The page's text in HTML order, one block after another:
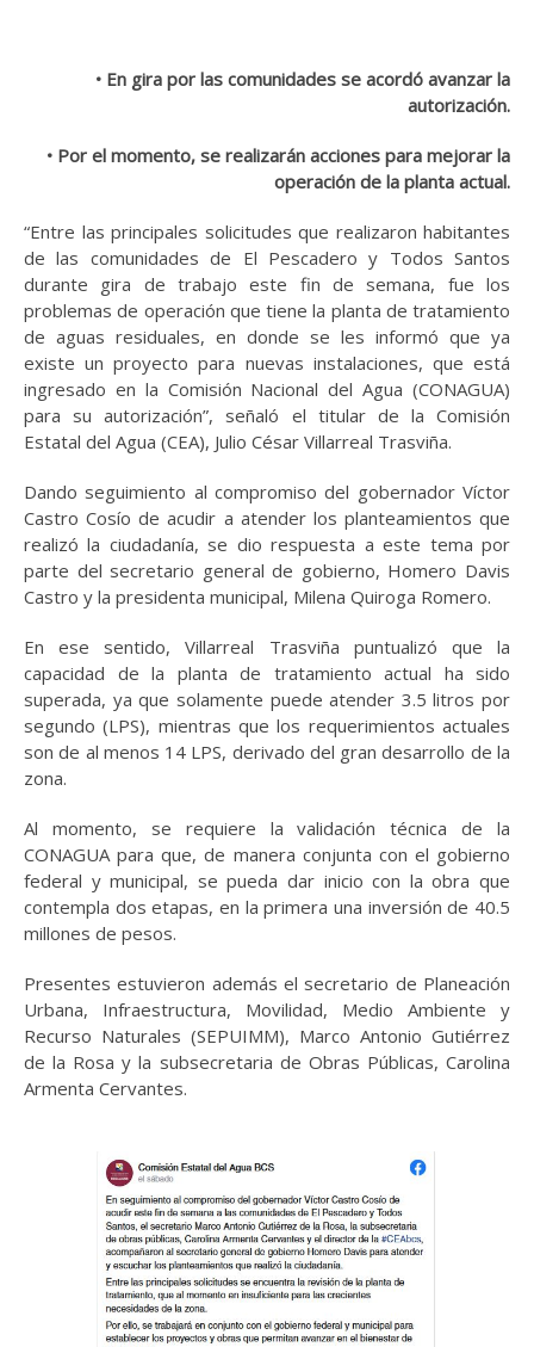
• En gira por las comunidades se acordó avanzar la
autorización.
• Por el momento, se realizarán acciones para mejorar la
operación de la planta actual.
“Entre las principales solicitudes que realizaron habitantes
de las comunidades de El Pescadero y Todos Santos
durante gira de trabajo este fin de semana, fue los
problemas de operación que tiene la planta de tratamiento
de aguas residuales, en donde se les informó que ya
existe un proyecto para nuevas instalaciones, que está
ingresado en la Comisión Nacional del Agua (CONAGUA)
para su autorización”, señaló el titular de la Comisión
Estatal del Agua (CEA), Julio César Villarreal Trasviña.
Dando seguimiento al compromiso del gobernador Víctor
Castro Cosío de acudir a atender los planteamientos que
realizó la ciudadanía, se dio respuesta a este tema por
parte del secretario general de gobierno, Homero Davis
Castro y la presidenta municipal, Milena Quiroga Romero.
En ese sentido, Villarreal Trasviña puntualizó que la
capacidad de la planta de tratamiento actual ha sido
superada, ya que solamente puede atender 3.5 litros por
segundo (LPS), mientras que los requerimientos actuales
son de al menos 14 LPS, derivado del gran desarrollo de la
zona.
Al momento, se requiere la validación técnica de la
CONAGUA para que, de manera conjunta con el gobierno
federal y municipal, se pueda dar inicio con la obra que
contempla dos etapas, en la primera una inversión de 40.5
millones de pesos.
Presentes estuvieron además el secretario de Planeación
Urbana, Infraestructura, Movilidad, Medio Ambiente y
Recurso Naturales (SEPUIMM), Marco Antonio Gutiérrez
de la Rosa y la subsecretaria de Obras Públicas, Carolina
Armenta Cervantes.